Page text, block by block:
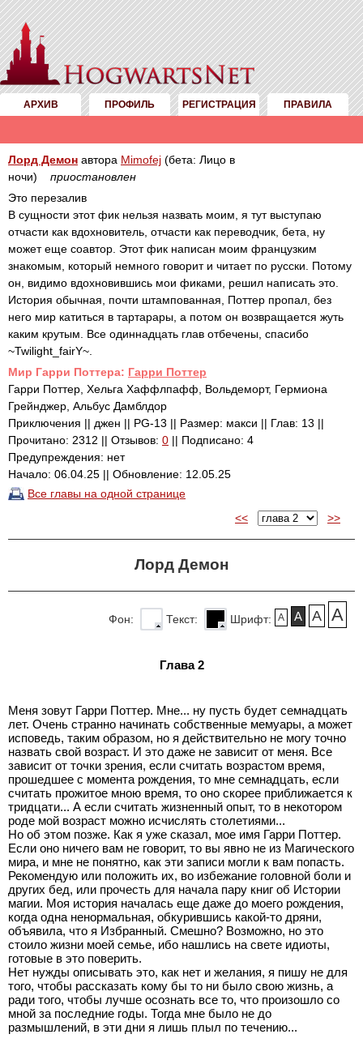
АРХИВ ПРОФИЛЬ РЕГИСТРАЦИЯ ПРАВИЛА
Лорд Демон автора Mimofej (бета: Лицо в
ночи) приостановлен
Это перезалив
В сущности этот фик нельзя назвать моим, я тут выступаю
отчасти как вдохновитель, отчасти как переводчик, бета, ну
может еще соавтор. Этот фик написан моим французким
знакомым, который немного говорит и читает по русски. Потому
он, видимо вдохновившись мои фиками, решил написать это.
История обычная, почти штампованная, Поттер пропал, без
него мир катиться в тартарары, а потом он возвращается жуть
каким крутым. Все одиннадцать глав отбечены, спасибо
~Twilight_fairY~.
Mир Гарри Поттера: Гарри Поттер
Гарри Поттер, Хельга Хаффлпафф, Вольдеморт, Гермиона
Грейнджер, Альбус Дамблдор
Приключения || джен || PG-13 || Размер: макси || Глав: 13 ||
Прочитано: 2312 || Отзывов: 0 || Подписано: 4
Предупреждения: нет
Начало: 06.04.25 || Обновление: 12.05.25
Все главы на одной странице
<<
>>
Лорд Демон
A A A A
Шрифт:
Текст:
Фон:
Глава 2
Меня зовут Гарри Поттер. Мне... ну пусть будет семнадцать
лет. Очень странно начинать собственные мемуары, а может
исповедь, таким образом, но я действительно не могу точно
назвать свой возраст. И это даже не зависит от меня. Все
зависит от точки зрения, если считать возрастом время,
прошедшее с момента рождения, то мне семнадцать, если
считать прожитое мною время, то оно скорее приближается к
тридцати... А если считать жизненный опыт, то в некотором
роде мой возраст можно исчислять столетиями...
Но об этом позже. Как я уже сказал, мое имя Гарри Поттер.
Если оно ничего вам не говорит, то вы явно не из Магического
мира, и мне не понятно, как эти записи могли к вам попасть.
Рекомендую или положить их, во избежание головной боли и
других бед, или прочесть для начала пару книг об Истории
магии. Моя история началась еще даже до моего рождения,
когда одна ненормальная, обкурившись какой-то дряни,
объявила, что я Избранный. Смешно? Возможно, но это
стоило жизни моей семье, ибо нашлись на свете идиоты,
готовые в это поверить.
Нет нужды описывать это, как нет и желания, я пишу не для
того, чтобы рассказать кому бы то ни было свою жизнь, а
ради того, чтобы лучше осознать все то, что произошло со
мной за последние годы. Тогда мне было не до
размышлений, в эти дни я лишь плыл по течению...